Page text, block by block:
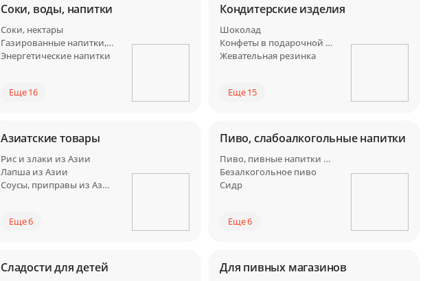
Соки, воды, напитки
Соки, нектары
Газированные напитки, лимонады
Энергетические напитки
Еще 16
Кондитерские изделия
Шоколад
Конфеты в подарочной упаковке
Жевательная резинка
Еще 15
Азиатские товары
Рис и злаки из Азии
Лапша из Азии
Соусы, приправы из Азии
Еще 6
Пиво, слабоалкогольные напитки
Пиво, пивные напитки Россия
Безалкогольное пиво
Сидр
Еще 6
Сладости для детей Для пивных магазинов